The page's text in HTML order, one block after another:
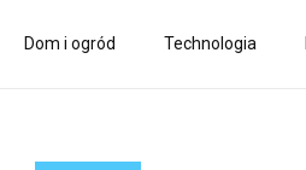
Dom i ogród Technologia